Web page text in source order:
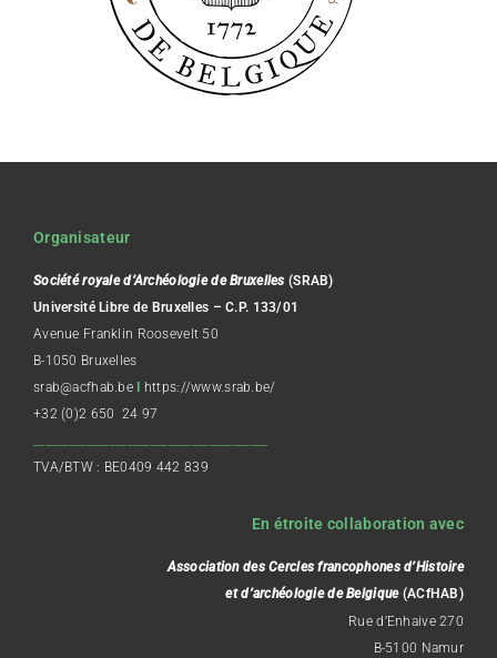
Organisateur
Société royale d’Archéologie de Bruxelles (SRAB)
Université Libre de Bruxelles – C.P. 133/01
Avenue Franklin Roosevelt 50
B-1050 Bruxelles
srab@acfhab.be
https://www.srab.be/
+32 (0)2 650 24 97
TVA/BTW : BE0409 442 839
En étroite collaboration avec
Association des Cercles francophones d’Histoire
et d’archéologie de Belgique(ACfHAB)
Rue d’Enhaive 270
B-5100 Namur